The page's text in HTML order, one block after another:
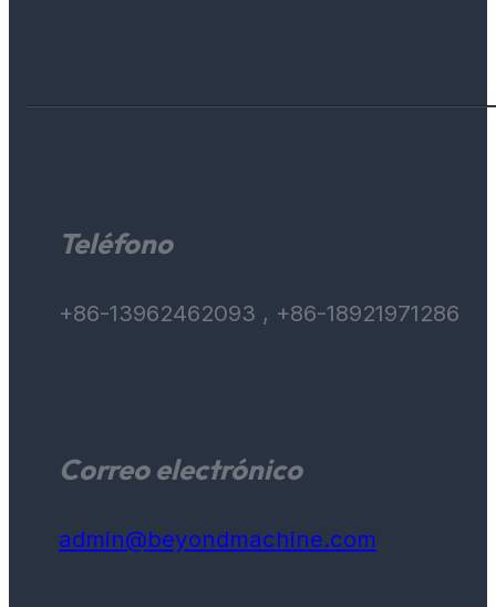
Teléfono
+86-13962462093 , +86-18921971286
Correo electrónico
admin@beyondmachine.com